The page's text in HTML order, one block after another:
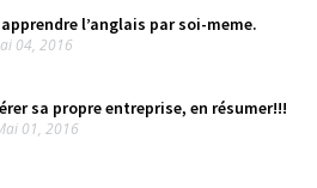
l’anglais par soi-meme.
04, 2016
sa propre entreprise, en résumer!!!
01, 2016